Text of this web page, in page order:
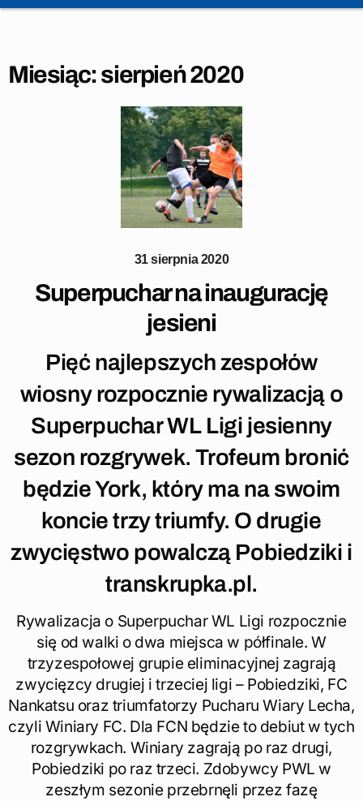
Miesiąc:sierpień 2020
31 sierpnia 2020
Superpuchar na inaugurację
jesieni
Pięć najlepszych zespołów
wiosny rozpocznie rywalizacją o
Superpuchar WL Ligi jesienny
sezon rozgrywek. Trofeum bronić
będzie York, który ma na swoim
koncie trzy triumfy. O drugie
zwycięstwo powalczą Pobiedziki i
transkrupka.pl.
Rywalizacja o Superpuchar WL Ligi rozpocznie
się od walki o dwa miejsca w półfinale. W
trzyzespołowej grupie eliminacyjnej zagrają
zwycięzcy drugiej i trzeciej ligi – Pobiedziki, FC
Nankatsu oraz triumfatorzy Pucharu Wiary Lecha,
czyli Winiary FC. Dla FCN będzie to debiut w tych
rozgrywkach. Winiary zagrają po raz drugi,
Pobiedziki po raz trzeci. Zdobywcy PWL w
zeszłym sezonie przebrnęli przez fazę